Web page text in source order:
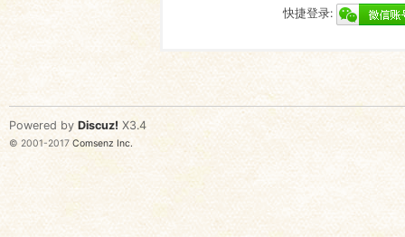
快捷登录:
Powered by Discuz! X3.4
© 2001-2017 Comsenz Inc.